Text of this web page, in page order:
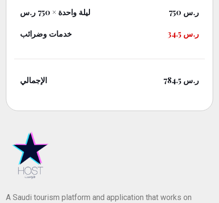
ليلة واحدة × 750 ر.س 750 ر.س
خدمات وضرائب 34.5 ر.س
الإجمالي 784.5 ر.س
A Saudi tourism platform and application that works on